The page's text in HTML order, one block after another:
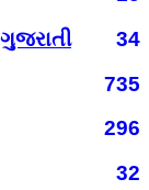
34
735
296
32